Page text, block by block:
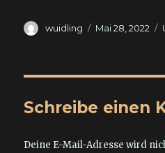
Autor
wuidling
Veröffentlicht
Mai 28, 2022
Schreibe einen
Deine E-Mail-Adresse wird